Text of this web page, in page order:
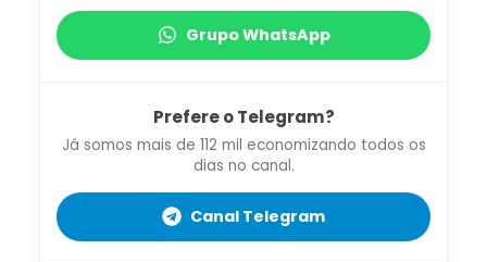
Grupo WhatsApp
Prefere o Telegram?
Já somos mais de 112 mil economizando todos os
dias no canal.
Canal Telegram